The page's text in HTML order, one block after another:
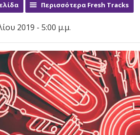
Περισσότερα Fresh Tracks
2019 - 5:00 μ.μ.